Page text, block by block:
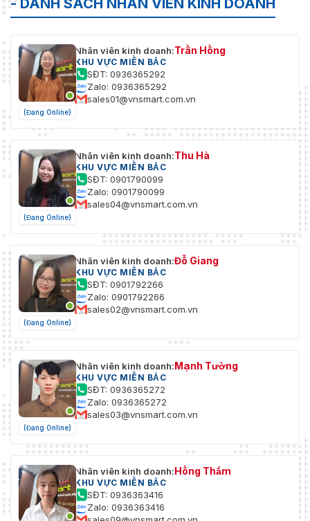
- DANH SÁCH NHÂN VIÊN KINH DOANH
(Đang Online)
Nhân viên kinh doanh:Trần Hồng
KHU VỰC MIỀN BẮC
SĐT: 0936365292
Zalo: 0936365292
sales01@vnsmart.com.vn
(Đang Online)
Nhân viên kinh doanh:Thu Hà
KHU VỰC MIỀN BẮC
SĐT: 0901790099
Zalo: 0901790099
sales04@vnsmart.com.vn
(Đang Online)
Nhân viên kinh doanh:Đỗ Giang
KHU VỰC MIỀN BẮC
SĐT: 0901792266
Zalo: 0901792266
sales02@vnsmart.com.vn
(Đang Online)
Nhân viên kinh doanh:Mạnh Tường
KHU VỰC MIỀN BẮC
SĐT: 0936365272
Zalo: 0936365272
sales03@vnsmart.com.vn
Nhân viên kinh doanh:Hồng Thắm
KHU VỰC MIỀN BẮC
SĐT: 0936363416
Zalo: 0936363416